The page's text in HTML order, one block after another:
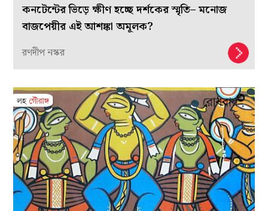
কনটেন্টের ভিড়ে ক্ষীণ হচ্ছে দর্শকের স্মৃতি– মনোজ
বাজপেয়ীর এই আশঙ্কা অমূলক?
রণদীপ নস্কর